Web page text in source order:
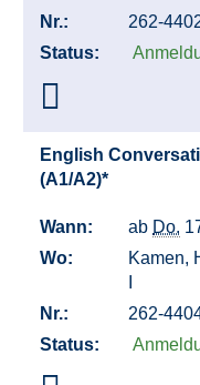
Nr.:
262-
Status:
English
(A1/A2)*
Wann: ab Do.
Wo:
Kamen,
Nr.:
262-
Status: